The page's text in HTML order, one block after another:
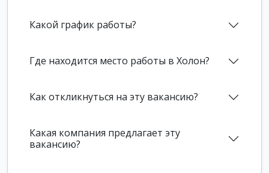
Какой график работы?
Где находится место работы в Холон?
Как откликнуться на эту вакансию?
Какая компания предлагает эту
вакансию?